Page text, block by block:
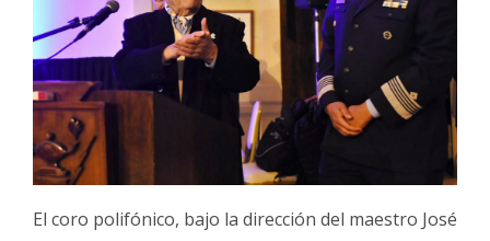
El coro polifónico, bajo la dirección del maestro José